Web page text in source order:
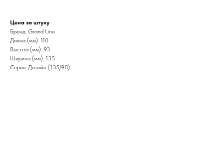
Цена за штуку
Бренд: Grand Line
Длина (мм): 110
Высота (мм): 93
Ширина (мм): 135
Серия: Дизайн (135/90)